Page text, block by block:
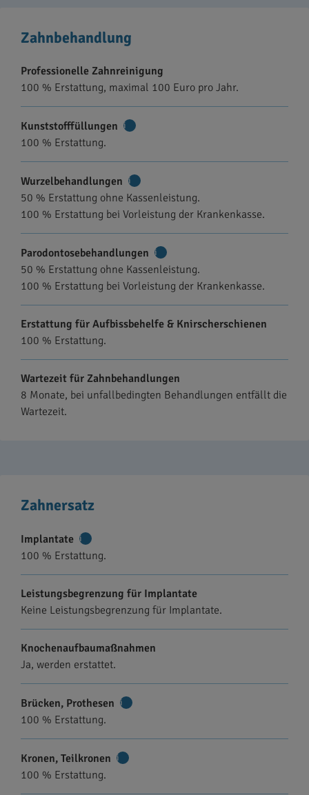
Zahnbehandlung
Professionelle Zahnreinigung
100 % Erstattung, maximal 100 Euro pro Jahr.
Kunststofffüllungen
100 % Erstattung.
Wurzelbehandlungen
Informationen
50 % Erstattung ohne Kassenleistung.
100 % Erstattung bei Vorleistung der Krankenkasse.
Parodontosebehandlungen
Informationen
50 % Erstattung ohne Kassenleistung.
100 % Erstattung bei Vorleistung der Krankenkasse.
Erstattung für Aufbissbehelfe & Knirscherschienen
100 % Erstattung.
Wartezeit für Zahnbehandlungen
8 Monate, bei unfallbedingten Behandlungen entfällt die
Wartezeit.
Zahnersatz
Implantate
Informationen
100 % Erstattung.
Leistungsbegrenzung für Implantate
Keine Leistungsbegrenzung für Implantate.
Knochenaufbaumaßnahmen
Ja, werden erstattet.
Brücken, Prothesen
100 % Erstattung.
Kronen, Teilkronen
100 % Erstattung.